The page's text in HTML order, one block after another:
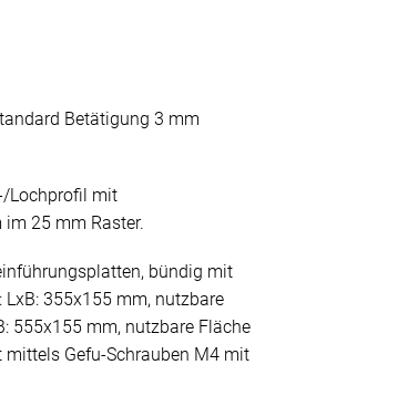
Betätigung 3 mm
Lochprofil mit
25 mm Raster.
bündig mit
LxB: 355x155 mm, nutzbare
555x155 mm, nutzbare Fläche
Gefu-Schrauben M4 mit